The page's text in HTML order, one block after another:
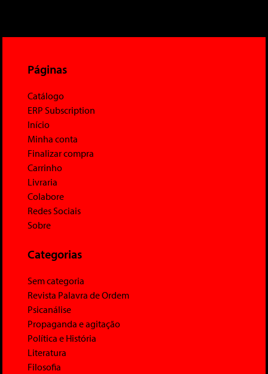
Páginas
Catálogo
ERP Subscription
Início
Minha conta
Finalizar compra
Carrinho
Livraria
Colabore
Redes Sociais
Sobre
Categorias
Sem categoria
Revista Palavra de Ordem
Psicanálise
Propaganda e agitação
Política e História
Literatura
Filosofia